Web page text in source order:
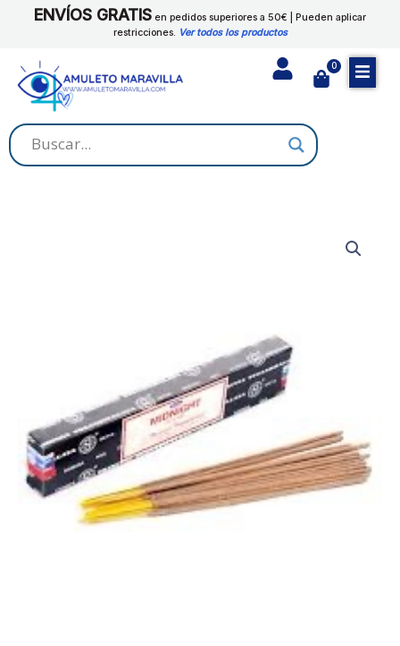
ENVÍOS GRATIS en pedidos superiores a 50€ | Pueden aplicar
restricciones. Ver todos los productos
0
Cart
MEDIANOCHE